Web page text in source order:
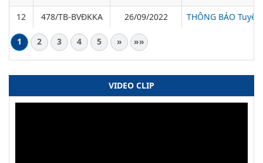
12
478/TB-BVĐKKA 26/09/2022 THÔNG BÁO
1 2 3 4 5 » »»
VIDEO CLIP